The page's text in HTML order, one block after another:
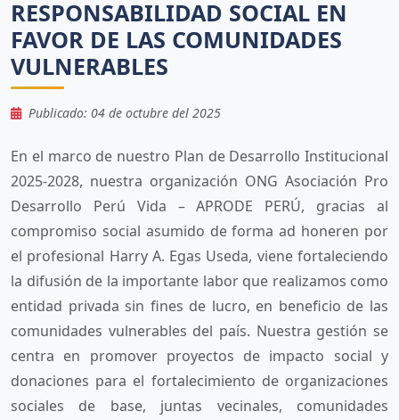
RESPONSABILIDAD SOCIAL EN
FAVOR DE LAS COMUNIDADES
VULNERABLES
Publicado: 04 de octubre del 2025
En el marco de nuestro Plan de Desarrollo Institucional
2025-2028, nuestra organización ONG Asociación Pro
Desarrollo Perú Vida – APRODE PERÚ, gracias al
compromiso social asumido de forma ad honeren por
el profesional Harry A. Egas Useda, viene fortaleciendo
la difusión de la importante labor que realizamos como
entidad privada sin fines de lucro, en beneficio de las
comunidades vulnerables del país. Nuestra gestión se
centra en promover proyectos de impacto social y
donaciones para el fortalecimiento de organizaciones
sociales de base, juntas vecinales, comunidades